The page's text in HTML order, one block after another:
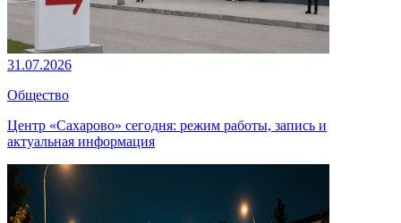
31.07.2026
Общество
Центр «Сахарово» сегодня: режим работы, запись и
актуальная информация